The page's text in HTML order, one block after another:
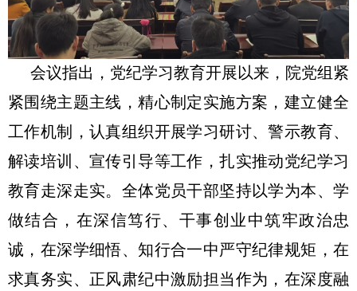
会议指出，党纪学习教育开展以来，院党组紧
紧围绕主题主线，精心制定实施方案，建立健全
工作机制，认真组织开展学习研讨、警示教育、
解读培训、宣传引导等工作，扎实推动党纪学习
教育走深走实。全体党员干部坚持以学为本、学
做结合，在深信笃行、干事创业中筑牢政治忠
诚，在深学细悟、知行合一中严守纪律规矩，在
求真务实、正风肃纪中激励担当作为，在深度融